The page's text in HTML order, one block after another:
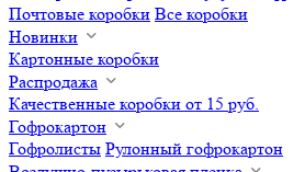
Почтовые коробки Все коробки
Новинки
Картонные коробки
Распродажа
Качественные коробки от 15 руб.
Гофрокартон
Гофролисты Рулонный гофрокартон